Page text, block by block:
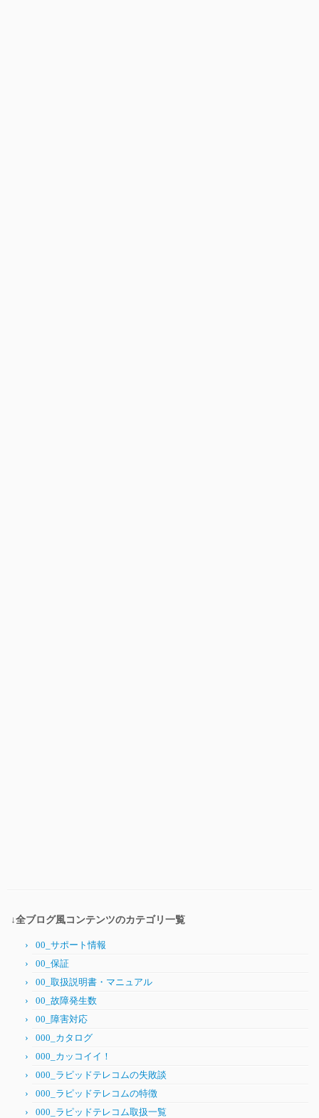
↓全ブログ風コンテンツのカテゴリ一覧
00_サポート情報
00_保証
00_取扱説明書・マニュアル
00_故障発生数
00_障害対応
000_カタログ
000_カッコイイ！
000_ラピッドテレコムの失敗談
000_ラピッドテレコムの特徴
000_ラピッドテレコム取扱一覧